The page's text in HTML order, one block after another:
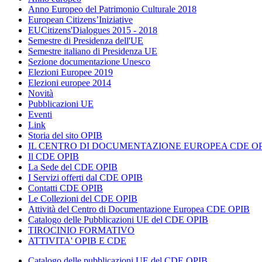
Anno Europeo del Patrimonio Culturale 2018
European Citizens’Iniziative
EUCitizens'Dialogues 2015 - 2018
Semestre di Presidenza dell'UE
Semestre italiano di Presidenza UE
Sezione documentazione Unesco
Elezioni Europee 2019
Elezioni europee 2014
Novità
Pubblicazioni UE
Eventi
Link
Storia del sito OPIB
IL CENTRO DI DOCUMENTAZIONE EUROPEA CDE
Il CDE OPIB
La Sede del CDE OPIB
I Servizi offerti dal CDE OPIB
Contatti CDE OPIB
Le Collezioni del CDE OPIB
Attività del Centro di Documentazione Europea CDE OPIB
Catalogo delle Pubblicazioni UE del CDE OPIB
TIROCINIO FORMATIVO
ATTIVITA' OPIB E CDE